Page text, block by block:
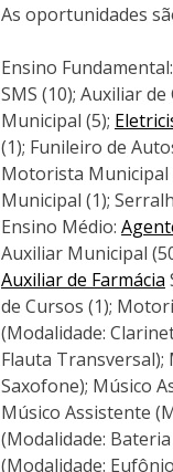
As oportunidades
Ensino Fundamental:
SMS (10); Auxiliar
Municipal (5);
(1); Funileiro de
Motorista Municipal
Municipal (1);
Ensino Médio:
Auxiliar Municipal
Auxiliar de Farmácia
de Cursos (1);
(Modalidade:
Flauta Transversal);
Saxofone); Músico
Músico Assistente
(Modalidade:
(Modalidade: